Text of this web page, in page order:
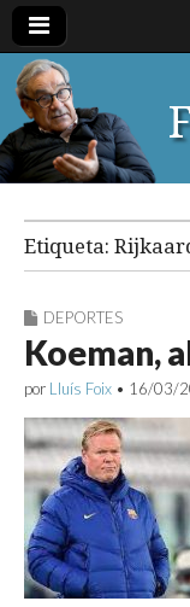
Etiqueta:
DEPORTES
Koeman,
por Lluís Foix • 16/03/